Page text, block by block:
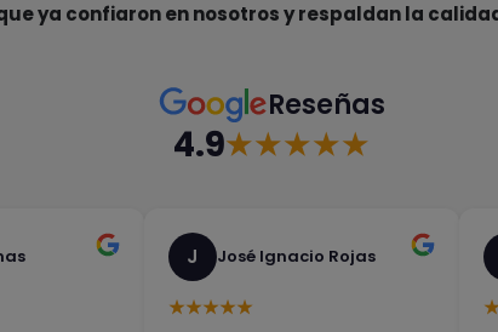
ya confiaron en nosotros y respaldan la
Reseñas
4.9★★★★★
J José Ignacio Rojas
★★★★★